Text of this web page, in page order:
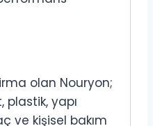
olan Nouryon;
plastik, yapı
ve kişisel bakım